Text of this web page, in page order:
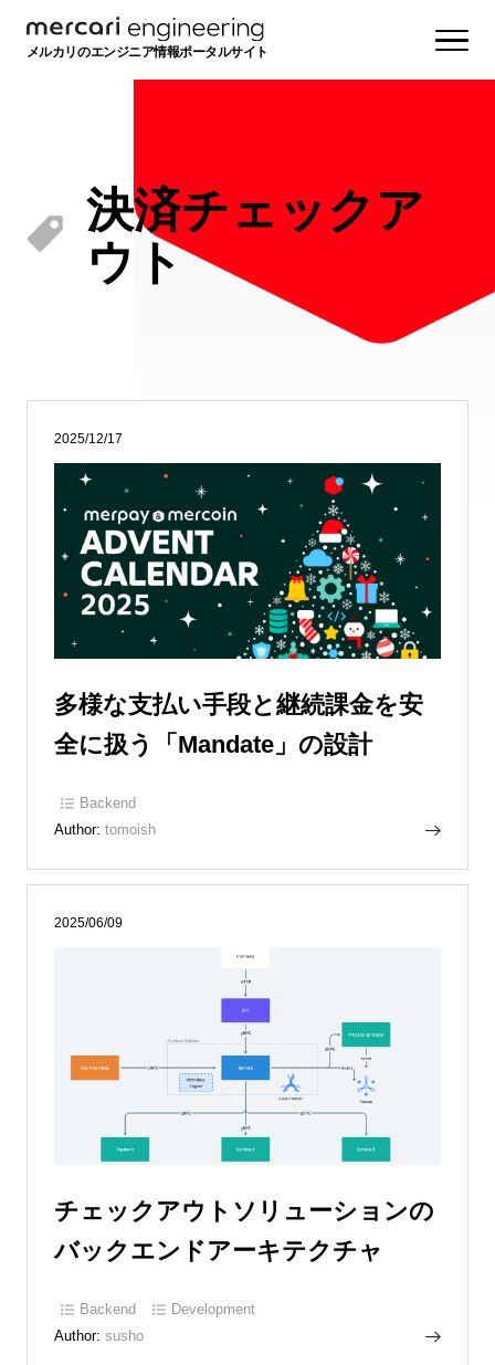
メルカリのエンジニア情報ポータルサイト
決済チェックア
ウト
2025/12/17
多様な支払い手段と継続課金を安
全に扱う「Mandate」の設計
Backend
Author: tomoish
2025/06/09
チェックアウトソリューションの
バックエンドアーキテクチャ
Backend
Development
Author: susho